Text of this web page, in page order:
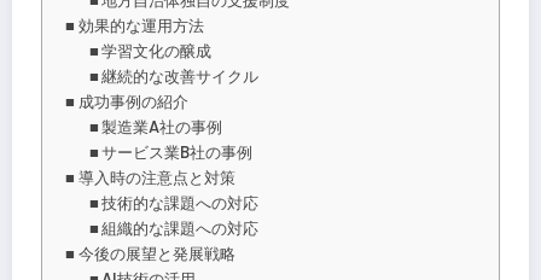
効果的な運用方法
学習文化の醸成
継続的な改善サイクル
成功事例の紹介
製造業A社の事例
サービス業B社の事例
導入時の注意点と対策
技術的な課題への対応
組織的な課題への対応
今後の展望と発展戦略